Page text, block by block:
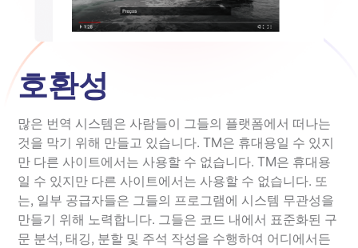
호환성
많은 번역 시스템은 사람들이 그들의 플랫폼에서 떠나는
것을 막기 위해 만들고 있습니다. TM은 휴대용일 수 있지
만 다른 사이트에서는 사용할 수 없습니다. TM은 휴대용
일 수 있지만 다른 사이트에서는 사용할 수 없습니다. 또
는, 일부 공급자들은 그들의 프로그램에 시스템 무관성을
만들기 위해 노력합니다. 그들은 코드 내에서 표준화된 구
문 분석, 태깅, 분할 및 주석 작성을 수행하여 어디에서든